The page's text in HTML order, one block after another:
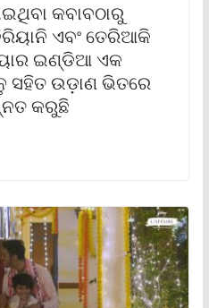
କବାବଠାରୁ
ଏବଂ ତେରିଆକି
ଇଣ୍ଡିଆ ଏକ
ସହିତ ଉଡ଼ାଣ ଭିତରେ
କରୁଛି